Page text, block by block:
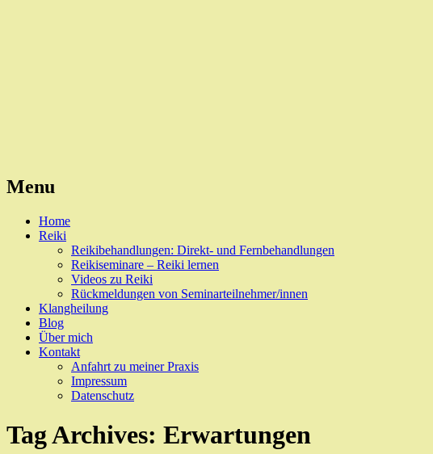
Menu
Skip
Home
Reiki
Reikibehandlungen: Direkt- und Fernbehandlungen
Reikiseminare – Reiki lernen
Videos zu Reiki
Rückmeldungen von Seminarteilnehmer/innen
Klangheilung
Blog
Über mich
Kontakt
Anfahrt zu meiner Praxis
Impressum
Datenschutz
Tag Archives: Erwartungen